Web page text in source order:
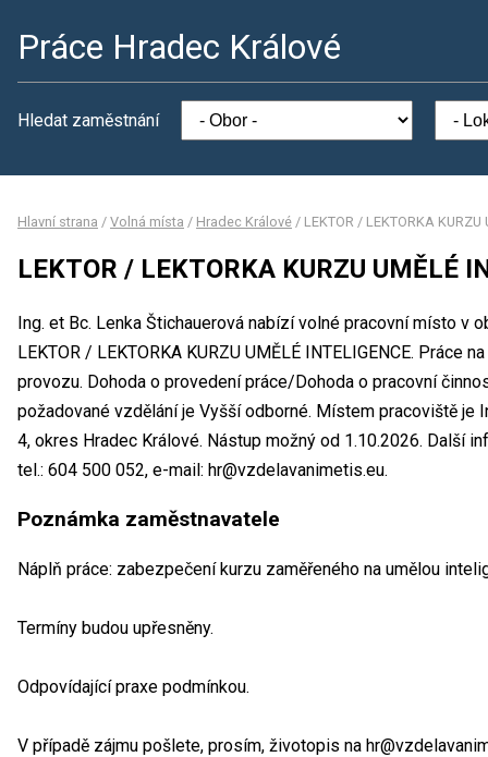
Práce Hradec Králové
Hledat zaměstnání
Hlavní strana / Volná místa / Hradec Králové / LEKTOR / LEKTORKA KURZU
LEKTOR / LEKTORKA KURZU UMĚLÉ
Ing. et Bc. Lenka Štichauerová nabízí volné pracovní místo v
LEKTOR / LEKTORKA KURZU UMĚLÉ INTELIGENCE. Práce
provozu. Dohoda o provedení práce/Dohoda o pracovní
požadované vzdělání je Vyšší odborné. Místem pracoviště je
4, okres Hradec Králové. Nástup možný od 1.10.2026. Další
tel.: 604 500 052, e-mail: hr@vzdelavanimetis.eu.
Poznámka zaměstnavatele
Náplň práce: zabezpečení kurzu zaměřeného na umělou
Termíny budou upřesněny.
Odpovídající praxe podmínkou.
V případě zájmu pošlete, prosím, životopis na